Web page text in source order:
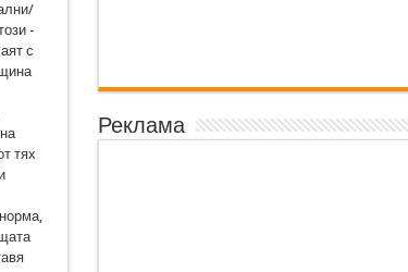
-
с
тях
Реклама